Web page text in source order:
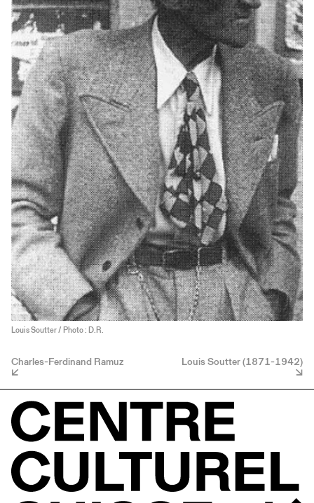
Louis Soutter / Photo : D.R.
Charles-Ferdinand Ramuz Louis Soutter (1871-1942)